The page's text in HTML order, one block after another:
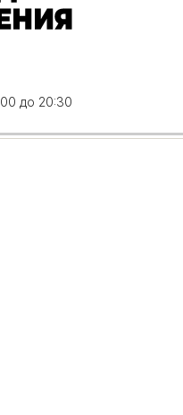
до 20:30